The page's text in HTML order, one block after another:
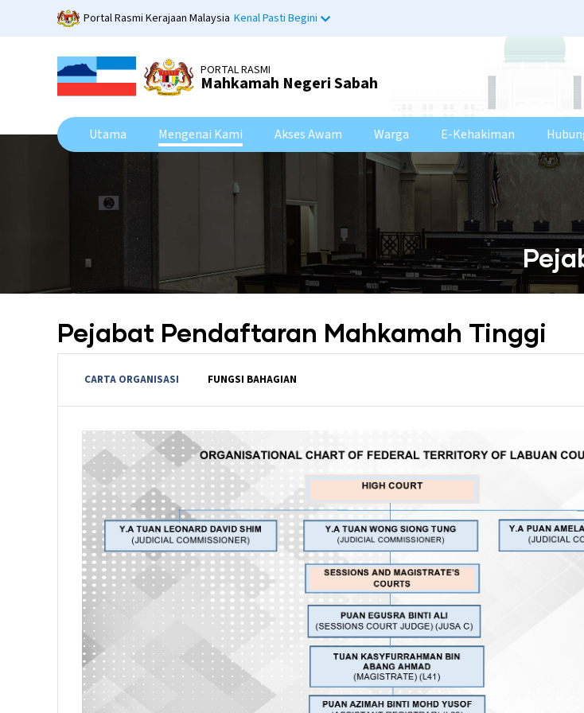
Portal Rasmi Kerajaan Malaysia Kenal Pasti Begini
PORTAL RASMI
Mahkamah Negeri Sabah
Utama Mengenai Kami Akses Awam Warga E-Kehakiman
Pejabat Pendaftaran Mahkamah Tinggi
CARTA ORGANISASI FUNGSI BAHAGIAN